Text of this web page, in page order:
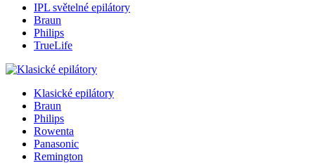
IPL světelné epilátory
Braun
Philips
TrueLife
Klasické epilátory
Braun
Philips
Rowenta
Panasonic
Remington